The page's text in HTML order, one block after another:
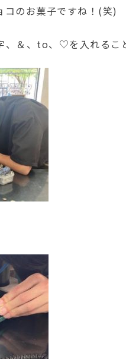
コのお菓子ですね！(笑)
、＆、to、♡を入れるこ